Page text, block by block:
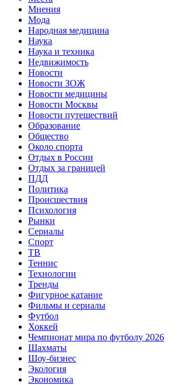
Мнения
Мода
Народная медицина
Наука
Наука и техника
Недвижимость
Новости
Новости ЗОЖ
Новости медицины
Новости Москвы
Новости путешествий
Образование
Общество
Около спорта
Отдых в России
Отдых за границей
ПДД
Политика
Происшествия
Психология
Рынки
Сериалы
Спорт
ТВ
Теннис
Технологии
Тренды
Фигурное катание
Фильмы и сериалы
Футбол
Хоккей
Чемпионат мира по футболу 2026
Шахматы
Шоу-бизнес
Экология
Экономика